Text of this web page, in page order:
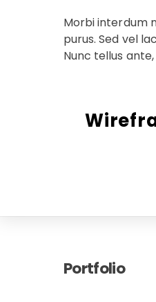
Morbi interdum
purus. Sed vel
Nunc tellus
Portfolio